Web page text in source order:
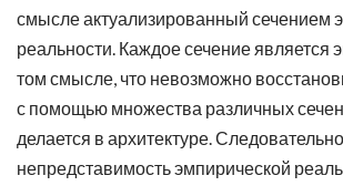
смысле актуализированный сечением
реальности. Каждое сечение является
том смысле, что невозможно
с помощью множества различных
делается в архитектуре.
непредставимость эмпирической